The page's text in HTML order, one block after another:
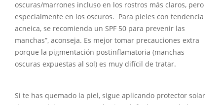
oscuras/marrones incluso en los rostros más claros, pero
especialmente en los oscuros. Para pieles con tendencia
acneica, se recomienda un SPF 50 para prevenir las
manchas”, aconseja. Es mejor tomar precauciones extra
porque la pigmentación postinflamatoria (manchas
oscuras expuestas al sol) es muy difícil de tratar.
Si te has quemado la piel, sigue aplicando protector solar